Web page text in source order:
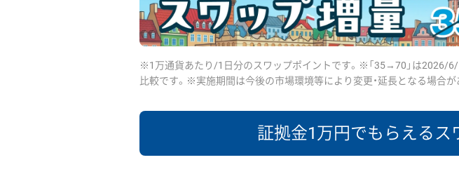
※1万通貨あたり/1日分のスワップポイントです。※「35→70」は2026/6/
比較です。※実施期間は今後の市場環境等により変更・延長となる場合が
証拠金1万円でもらえるス